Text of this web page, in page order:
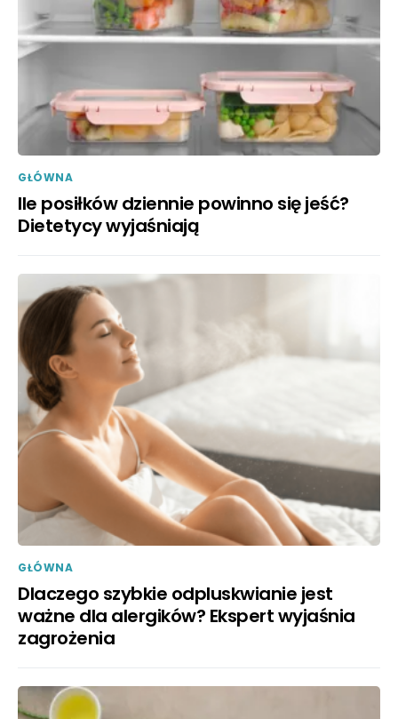
GŁÓWNA
Ile posiłków dziennie powinno się jeść?
Dietetycy wyjaśniają
GŁÓWNA
Dlaczego szybkie odpluskwianie jest
ważne dla alergików? Ekspert wyjaśnia
zagrożenia